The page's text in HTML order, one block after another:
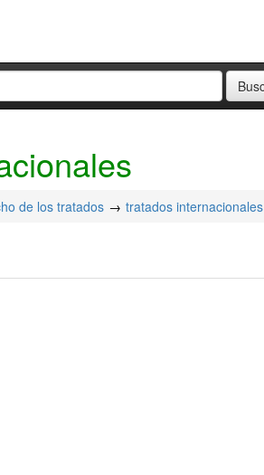
de los tratados tratados internacionales